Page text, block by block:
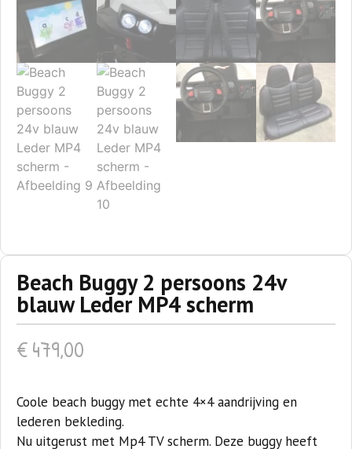
Beach Buggy 2 persoons 24v
blauw Leder MP4 scherm
€479,00
Coole beach buggy met echte 4×4 aandrijving en
lederen bekleding.
Nu uitgerust met Mp4 TV scherm. Deze buggy heeft